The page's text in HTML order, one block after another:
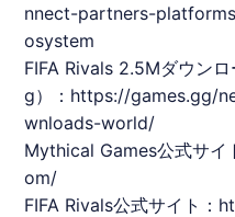
nnect-partners-
osystem
FIFA Rivals 2.5Mダウン
g）： https://games.gg/
wnloads-world/
Mythical Games公式サイ
om/
FIFA Rivals公式サイト：